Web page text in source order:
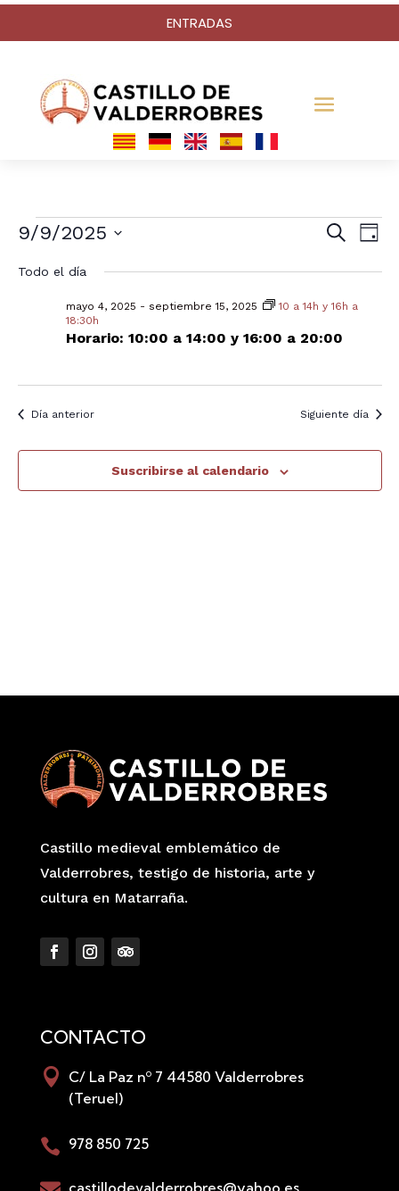
ENTRADAS
Eventos
en
septiembre
9,
de
y
Buscar
Día
9/9/2025
Todo el día
Horario: 10:00 a 14:00 y 16:00 a 20:00
mayo 4, 2025 - septiembre 15, 2025
10 a 14h y 16h a
18:30h
Día anterior Siguiente día
Suscribirse al calendario
Castillo medieval emblemático de
Valderrobres, testigo de historia, arte y
cultura en Matarraña.
CONTACTO
 C/ La Paz nº 7 44580 Valderrobres
(Teruel)
 978 850 725
castillodevalderrobres@yahoo.es